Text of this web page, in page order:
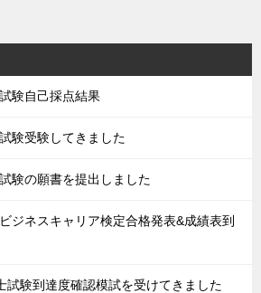
験自己採点結果
験受験してきました
験の願書を提出しました
ジネスキャリア検定合格発表&成績表到
試験到達度確認模試を受けてきました